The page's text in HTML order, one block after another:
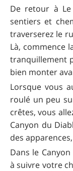
De retour à Le
sentiers et
traverserez le
Là, commence
tranquillement
bien monter
Lorsque vous
roulé un peu
crêtes, vous
Canyon du
des
Dans le
à suivre votre